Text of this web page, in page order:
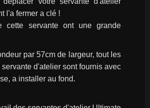
l'a fermer a clé !
cette servante ont une grande
par 57cm de largeur, tout les
d'atelier sont fournis avec
a installer au fond.